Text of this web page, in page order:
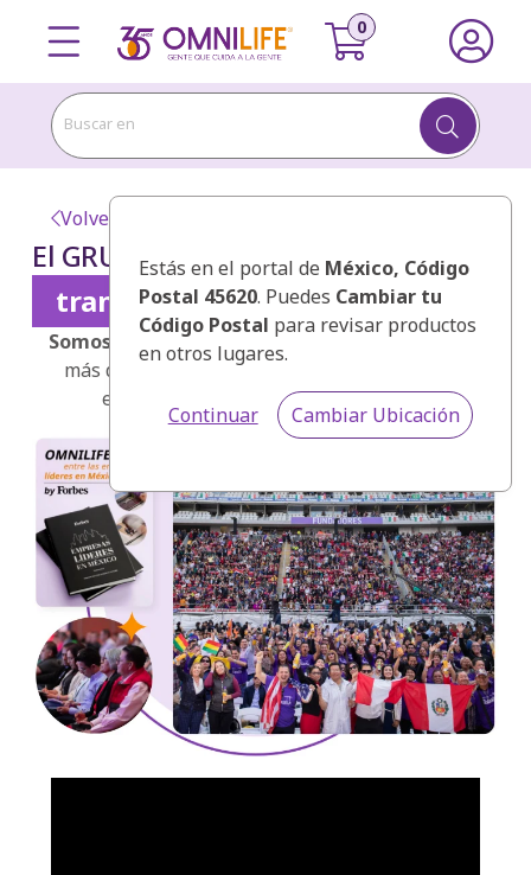
Buscar en
Estás en el portal de México, Código
Postal 45620. Puedes Cambiar tu
Código Postal para revisar productos
en otros lugares.
Continuar Cambiar Ubicación
Volver
El GRUPO OMNILIFE
transforma vidas
Somos multinacionales.
Tenemos presencia en
más de 20 países y estamos dentro de las 500
empresas con más ventas en México.